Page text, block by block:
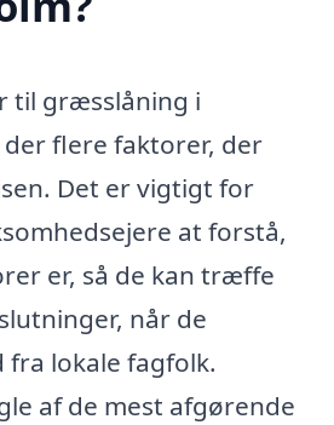
til græsslåning i
flere faktorer, der
Det er vigtigt for
at forstå,
er, så de kan træffe
når de
lokale fagfolk.
af de mest afgørende